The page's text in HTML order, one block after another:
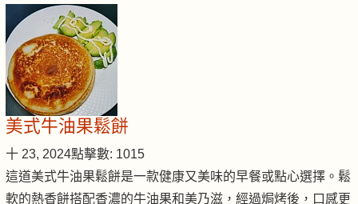
美式牛油果鬆餅
十 23, 2024點擊數: 1015
這道美式牛油果鬆餅是一款健康又美味的早餐或點心選擇。鬆
軟的熱香餅搭配香濃的牛油果和美乃滋，經過焗烤後，口感更